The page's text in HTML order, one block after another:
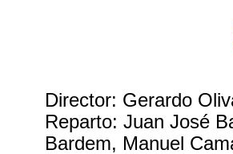
Director: Gerardo
Reparto: Juan José
Bardem, Manuel